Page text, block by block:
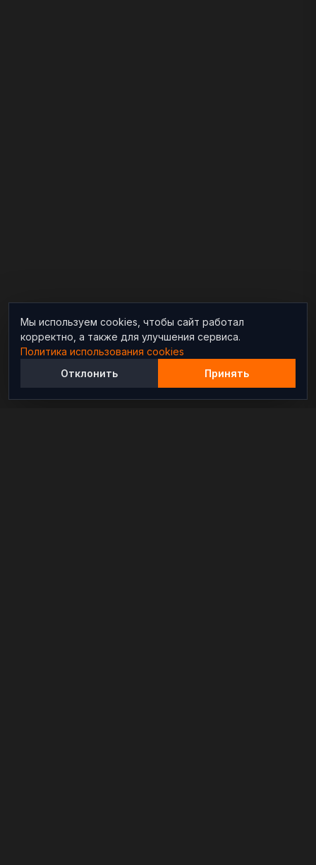
Мы используем cookies, чтобы сайт работал
корректно, а также для улучшения сервиса.
Политика использования cookies
Отклонить
Принять